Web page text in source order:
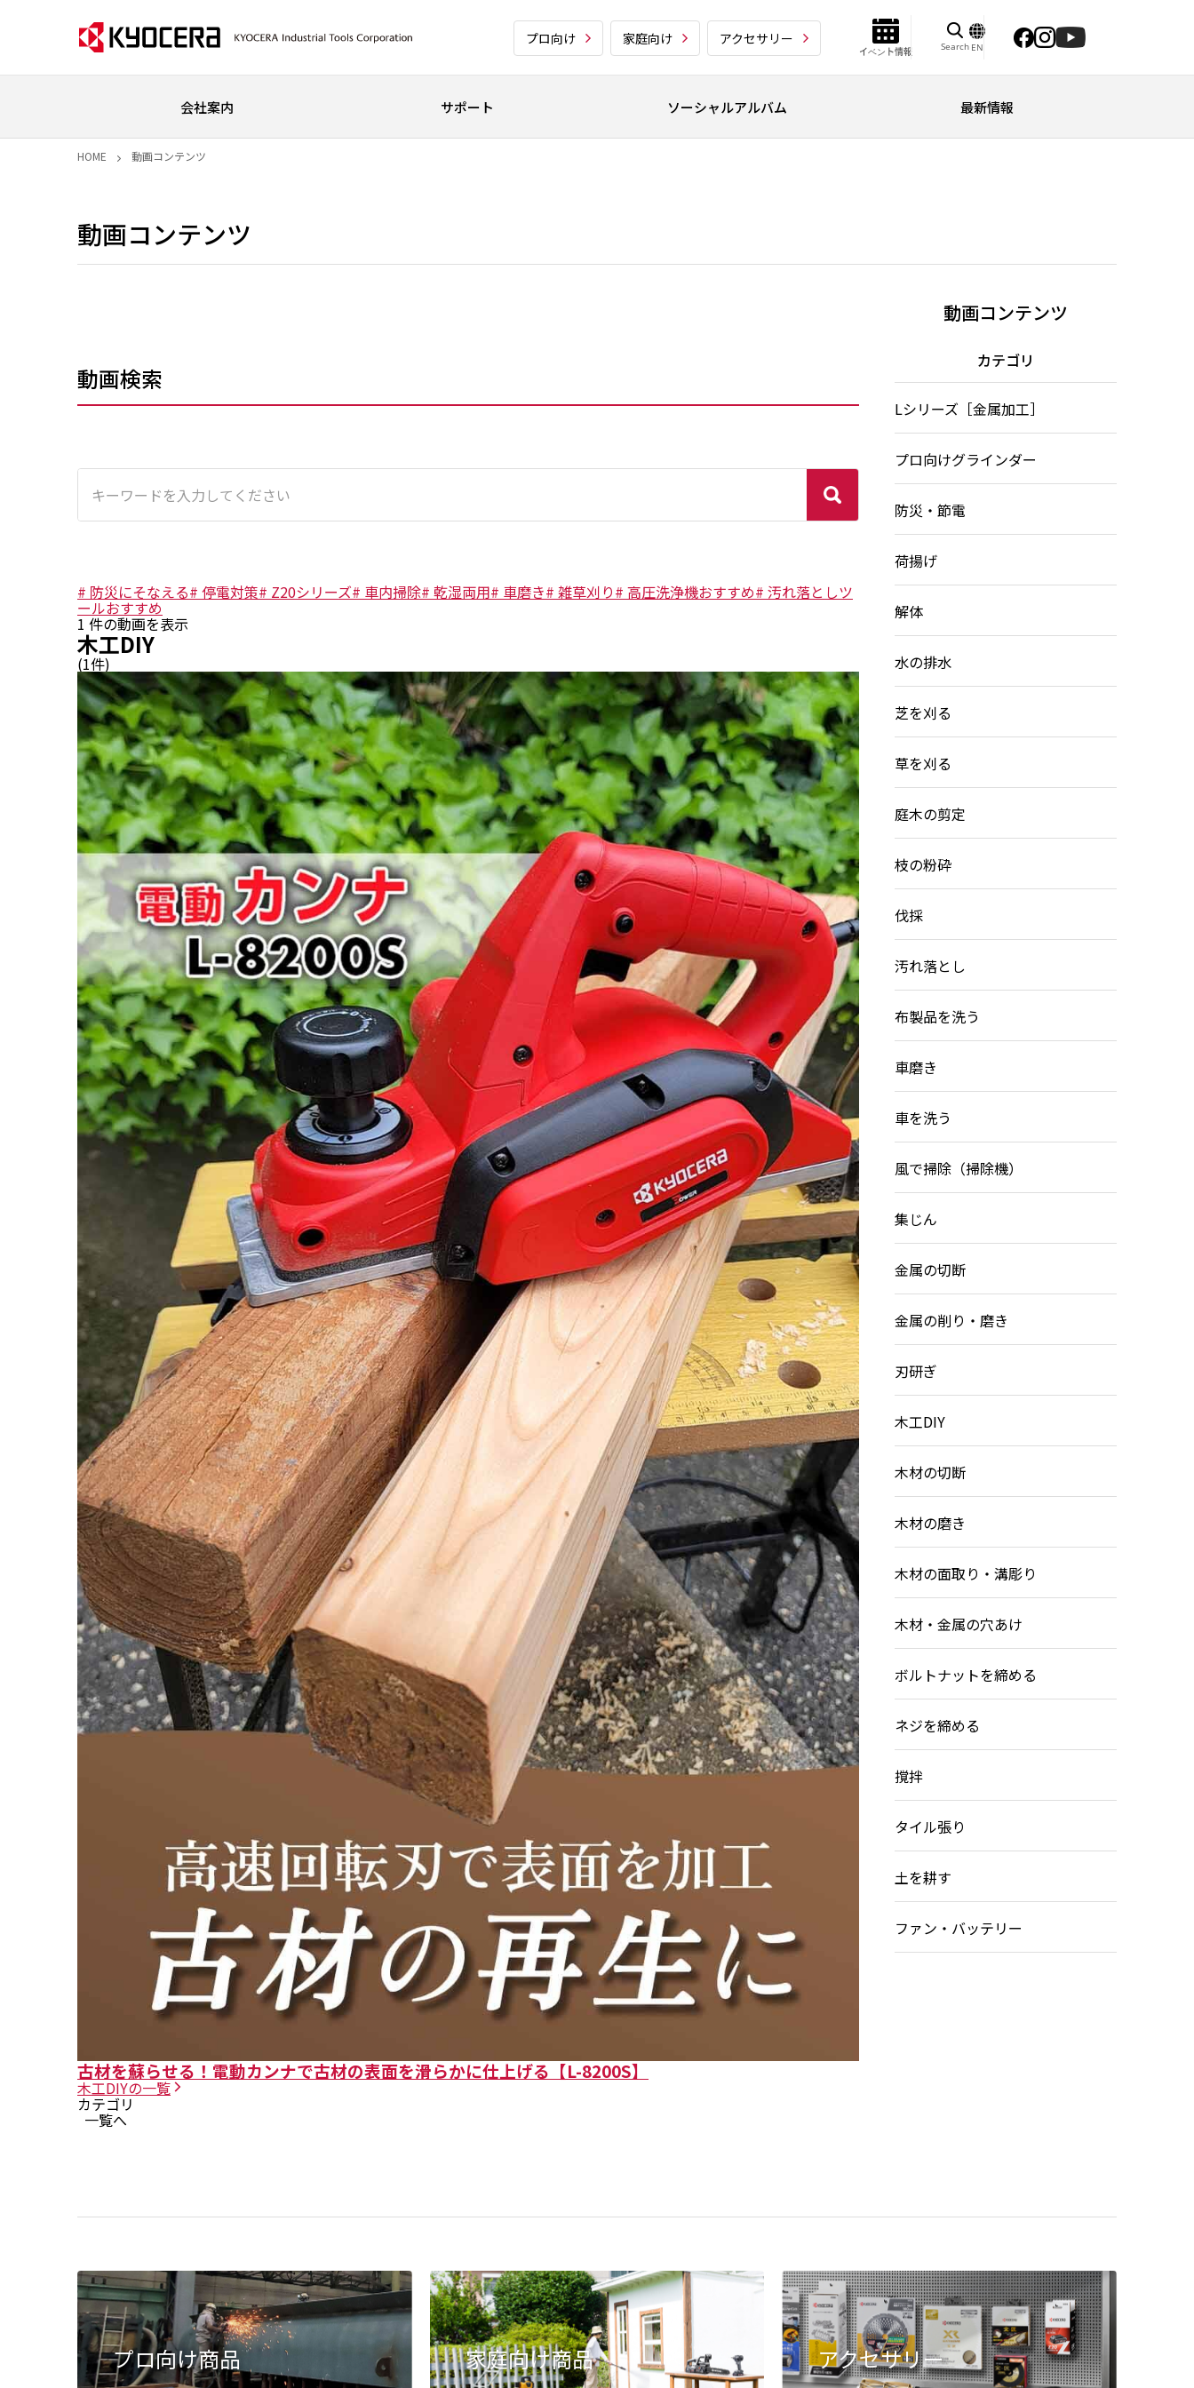
プロ向け 家庭向け アクセサリー
イベント情報 Search EN
会社案内 サポート ソーシャルアルバム 最新情報
HOME 動画コンテンツ
動画コンテンツ
動画検索
# 防災にそなえる# 停電対策# Z20シリーズ# 車内掃除# 乾湿両用# 車磨き# 雑草刈り# 高圧洗浄機おすすめ# 汚れ落としツ
ールおすすめ
1 件の動画を表示
木工DIY
(1件)
古材を蘇らせる！電動カンナで古材の表面を滑らかに仕上げる【L-8200S】
木工DIYの一覧
カテゴリ
一覧へ
動画コンテンツ
カテゴリ
Lシリーズ［金属加工］
プロ向けグラインダー
防災・節電
荷揚げ
解体
水の排水
芝を刈る
草を刈る
庭木の剪定
枝の粉砕
伐採
汚れ落とし
布製品を洗う
車磨き
車を洗う
風で掃除（掃除機）
集じん
金属の切断
金属の削り・磨き
刃研ぎ
木工DIY
木材の切断
木材の磨き
木材の面取り・溝彫り
木材・金属の穴あけ
ボルトナットを締める
ネジを締める
撹拌
タイル張り
土を耕す
ファン・バッテリー
プロ向け商品 家庭向け商品 アクセサリー